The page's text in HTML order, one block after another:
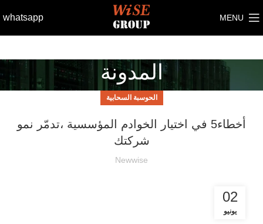
MENU
whatsapp
المدونة
الحوسبة السحابية
أخطاء5 في اختيار الخوادم المؤسسية ،تدمّر نمو
شركتك
Newwise
02
يونيو